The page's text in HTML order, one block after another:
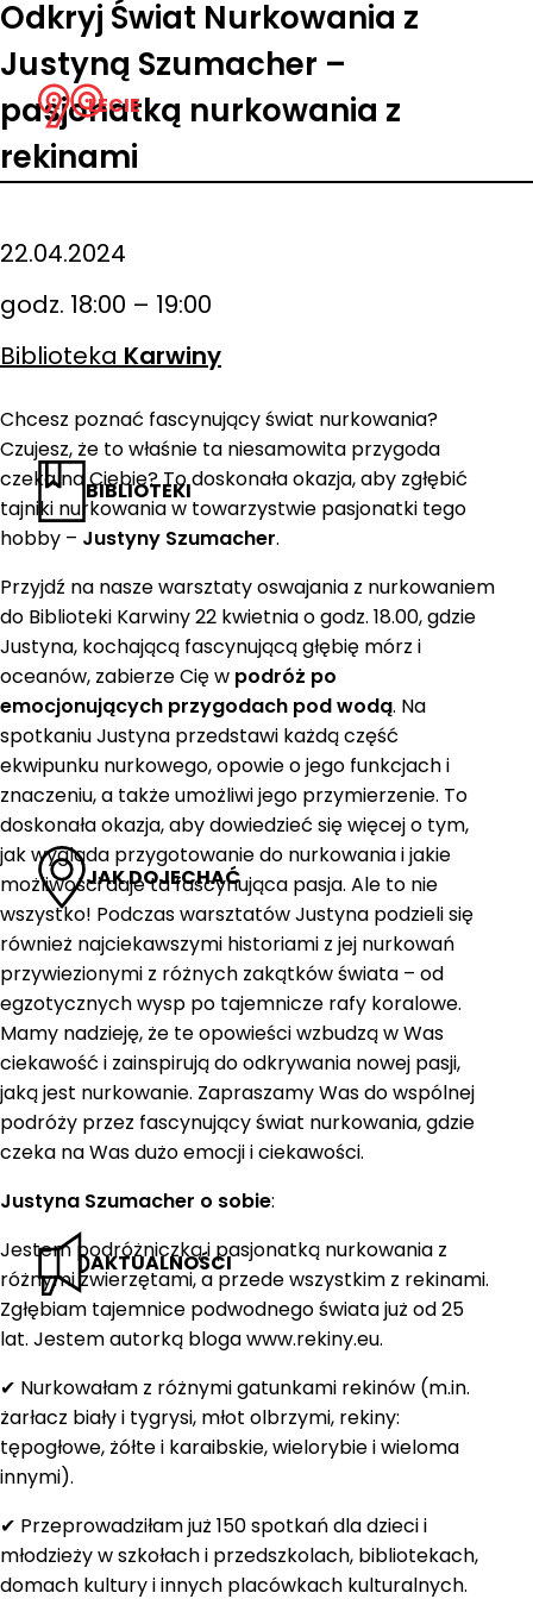
LECIE
BIBLIOTEKI
JAK DOJECHAĆ
AKTUALNOŚCI
Odkryj Świat Nurkowania z
Justyną Szumacher –
pasjonatką nurkowania z
rekinami
22.04.2024
godz. 18:00 – 19:00
Biblioteka Karwiny
Chcesz poznać fascynujący świat nurkowania?
Czujesz, że to właśnie ta niesamowita przygoda
czeka na Ciebie? To doskonała okazja, aby zgłębić
tajniki nurkowania w towarzystwie pasjonatki tego
hobby – Justyny Szumacher.
Przyjdź na nasze warsztaty oswajania z nurkowaniem
do Biblioteki Karwiny 22 kwietnia o godz. 18.00, gdzie
Justyna, kochającą fascynującą głębię mórz i
oceanów, zabierze Cię w podróż po
emocjonujących przygodach pod wodą. Na
spotkaniu Justyna przedstawi każdą część
ekwipunku nurkowego, opowie o jego funkcjach i
znaczeniu, a także umożliwi jego przymierzenie. To
doskonała okazja, aby dowiedzieć się więcej o tym,
jak wygląda przygotowanie do nurkowania i jakie
możliwości daje ta fascynująca pasja. Ale to nie
wszystko! Podczas warsztatów Justyna podzieli się
również najciekawszymi historiami z jej nurkowań
przywiezionymi z różnych zakątków świata – od
egzotycznych wysp po tajemnicze rafy koralowe.
Mamy nadzieję, że te opowieści wzbudzą w Was
ciekawość i zainspirują do odkrywania nowej pasji,
jaką jest nurkowanie. Zapraszamy Was do wspólnej
podróży przez fascynujący świat nurkowania, gdzie
czeka na Was dużo emocji i ciekawości.
Justyna Szumacher o sobie:
Jestem podróżniczką i pasjonatką nurkowania z
różnymi zwierzętami, a przede wszystkim z rekinami.
Zgłębiam tajemnice podwodnego świata już od 25
lat. Jestem autorką bloga www.rekiny.eu.
✔ Nurkowałam z różnymi gatunkami rekinów (m.in.
żarłacz biały i tygrysi, młot olbrzymi, rekiny:
tępogłowe, żółte i karaibskie, wielorybie i wieloma
innymi).
✔ Przeprowadziłam już 150 spotkań dla dzieci i
młodzieży w szkołach i przedszkolach, bibliotekach,
domach kultury i innych placówkach kulturalnych.